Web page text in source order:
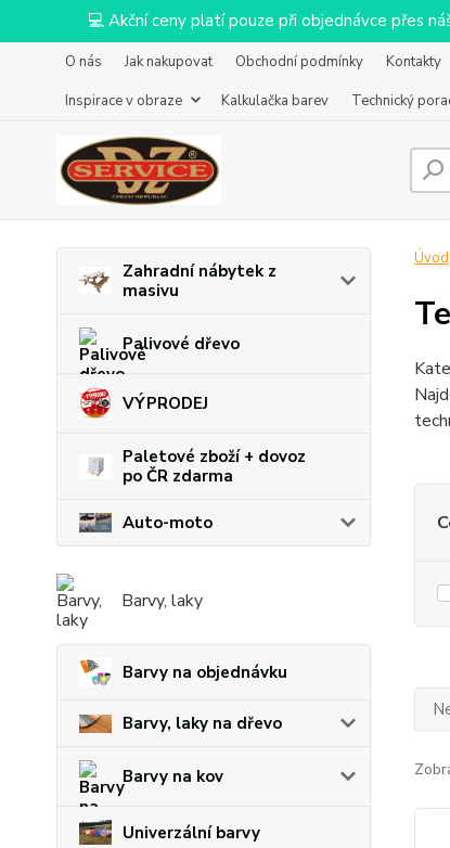
💻 Akční ceny platí pouze při objednávce přes
O nás Jak nakupovat Obchodní podmínky Kontakty
Inspirace v obraze
Kalkulačka barev Technický
Zahradní nábytek z
masivu
Palivové dřevo
VÝPRODEJ
Paletové zboží + dovoz
po ČR zdarma
Auto-moto
Barvy, laky
Barvy na objednávku
Barvy, laky na dřevo
Barvy na kov
Univerzální barvy
Úvod